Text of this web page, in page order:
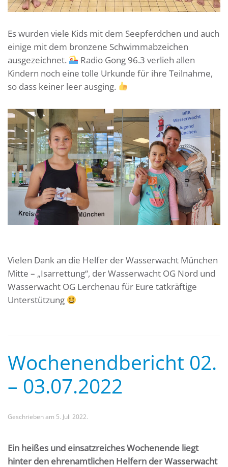
Es wurden viele Kids mit dem Seepferdchen und auch
einige mit dem bronzene Schwimmabzeichen
ausgezeichnet.
Radio Gong 96.3 verlieh allen
Kindern noch eine tolle Urkunde für ihre Teilnahme,
so dass keiner leer ausging.
Vielen Dank an die Helfer der Wasserwacht München
Mitte – „Isarrettung“, der Wasserwacht OG Nord und
Wasserwacht OG Lerchenau für Eure tatkräftige
Unterstützung
Wochenendbericht 02.
– 03.07.2022
Geschrieben am 5. Juli 2022.
Ein heißes und einsatzreiches Wochenende liegt
hinter den ehrenamtlichen Helfern der Wasserwacht